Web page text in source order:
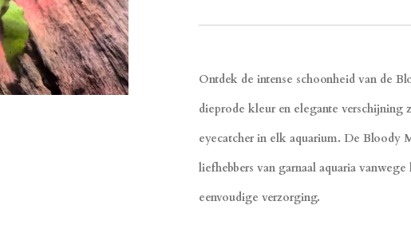
Ontdek de intense schoonheid van de
dieprode kleur en elegante verschijning
eyecatcher in elk aquarium. De Bloody
liefhebbers van garnaal aquaria
eenvoudige verzorging.